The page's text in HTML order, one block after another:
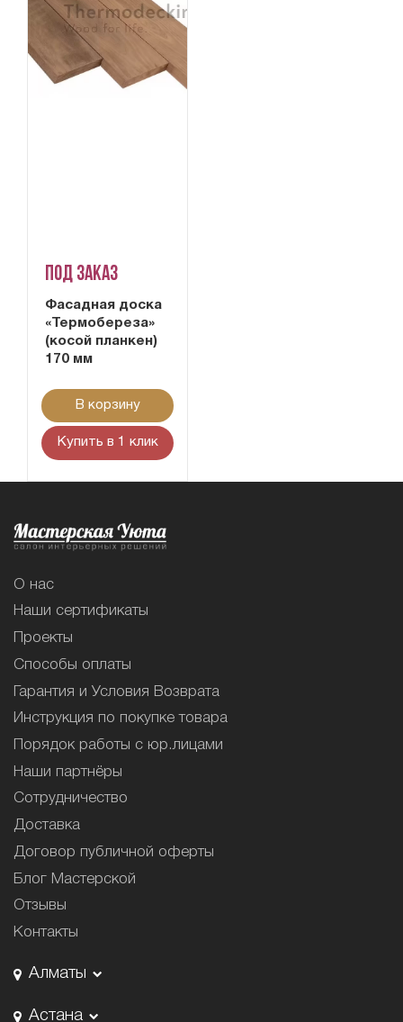
Под заказ
Фасадная доска
«Термобереза»
(косой планкен)
170 мм
В корзину
Купить в 1 клик
О нас
Наши сертификаты
Проекты
Способы оплаты
Гарантия и Условия Возврата
Инструкция по покупке товара
Порядок работы с юр.лицами
Наши партнёры
Сотрудничество
Доставка
Договор публичной оферты
Блог Мастерской
Отзывы
Контакты
Алматы
Астана